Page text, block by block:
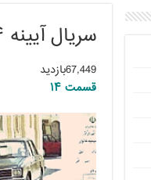
سریال آیینه ۱۳۶۴ (پخش جدید)
67,449بازدید
قسمت ۱۴